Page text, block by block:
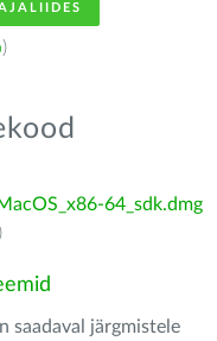
)
64_sdk.dmg
)
saadaval järgmistele